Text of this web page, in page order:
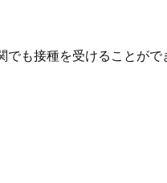
も接種を受けることがで